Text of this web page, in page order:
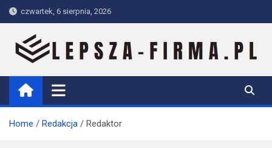
Skip
to
content
czwartek, 6 sierpnia, 2026
Lepsza-firma.pl
Home Redakcja Redaktor